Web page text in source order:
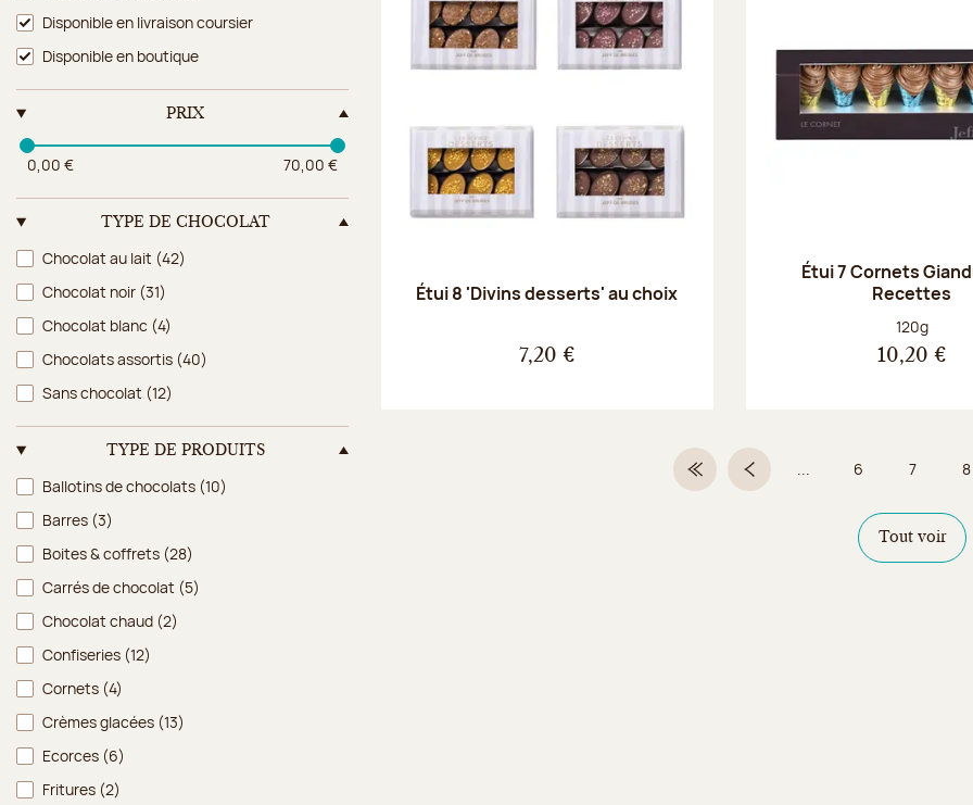
Disponible en livraison coursier
Disponible en boutique
PRIX
0,00 € 70,00 €
TYPE DE CHOCOLAT
Type de chocolat
Chocolat au lait (42)
Chocolat noir (31)
Chocolat blanc (4)
Chocolats assortis (40)
Sans chocolat (12)
TYPE DE PRODUITS
Type de produits
Ballotins de chocolats (10)
Barres (3)
Boites & coffrets (28)
Carrés de chocolat (5)
Chocolat chaud (2)
Confiseries (12)
Cornets (4)
Crèmes glacées (13)
Ecorces (6)
Fritures (2)
Étui 8 'Divins desserts' au choix
7,20 €
Étui 7 Cornets
Recettes
Poids net :
120g
10,20 €
Première pagePage précédente
... Page
6 Page
7 8
Tout voir